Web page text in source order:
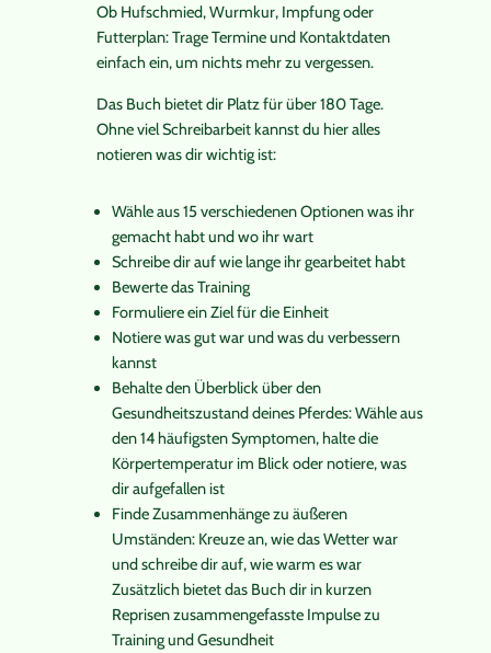
Ob Hufschmied, Wurmkur, Impfung oder
Futterplan: Trage Termine und Kontaktdaten
einfach ein, um nichts mehr zu vergessen.
Das Buch bietet dir Platz für über 180 Tage.
Ohne viel Schreibarbeit kannst du hier alles
notieren was dir wichtig ist:
Wähle aus 15 verschiedenen Optionen was ihr
gemacht habt und wo ihr wart
Schreibe dir auf wie lange ihr gearbeitet habt
Bewerte das Training
Formuliere ein Ziel für die Einheit
Notiere was gut war und was du verbessern
kannst
Behalte den Überblick über den
Gesundheitszustand deines Pferdes: Wähle aus
den 14 häufigsten Symptomen, halte die
Körpertemperatur im Blick oder notiere, was
dir aufgefallen ist
Finde Zusammenhänge zu äußeren
Umständen: Kreuze an, wie das Wetter war
und schreibe dir auf, wie warm es war
Zusätzlich bietet das Buch dir in kurzen
Reprisen zusammengefasste Impulse zu
Training und Gesundheit